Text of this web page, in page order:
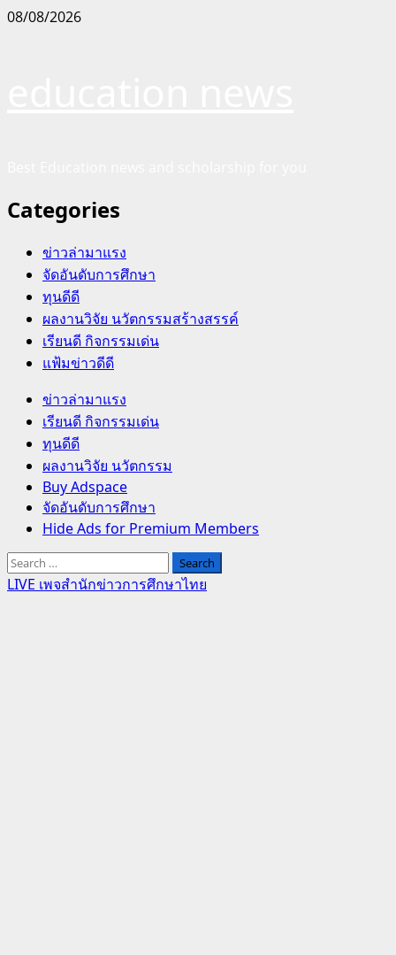
Skip
08/08/2026
Categories
ข่าวล่ามาแรง
จัดอันดับการศึกษา
ทุนดีดี
ผลงานวิจัย นวัตกรรมสร้างสรรค์
เรียนดี กิจกรรมเด่น
แฟ้มข่าวดีดี
Primary
Menu
ข่าวล่ามาแรง
เรียนดี กิจกรรมเด่น
ทุนดีดี
ผลงานวิจัย นวัตกรรม
Buy Adspace
จัดอันดับการศึกษา
Hide Ads for Premium Members
Search
for:
LIVE เพจสำนักข่าวการศึกษาไทย